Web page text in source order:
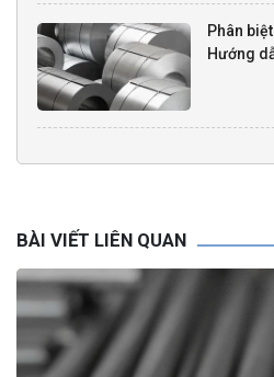
Phân
Hướng
BÀI VIẾT LIÊN QUAN